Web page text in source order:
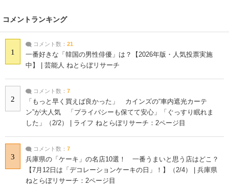
コメントランキング
1
コメント数： 21
一番好きな「韓国の男性俳優」は？【2026年版・人気投票実施
中】 | 芸能人 ねとらぼリサーチ
2
コメント数： 7
「もっと早く買えば良かった」 カインズの“車内遮光カーテ
ン”が大人気 「プライバシーも保てて安心」「ぐっすり眠れま
した」（2/2） | ライフ ねとらぼリサーチ：2ページ目
3
コメント数： 7
兵庫県の「ケーキ」の名店10選！ 一番うまいと思う店はどこ？
【7月12日は「デコレーションケーキの日」！】（2/4） | 兵庫県
ねとらぼリサーチ：2ページ目